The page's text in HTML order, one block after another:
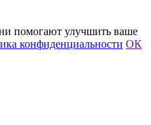
помогают улучшить ваше
конфиденциальности ОК